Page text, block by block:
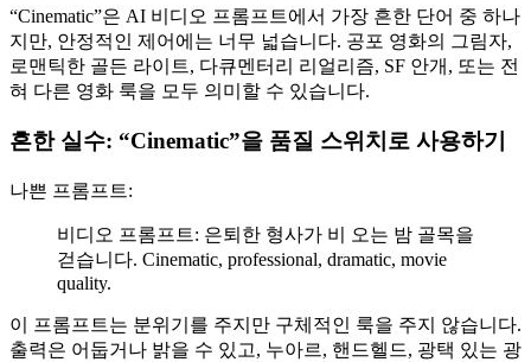
“Cinematic”은 AI 비디오 프롬프트에서 가장 흔한 단어 중 하나
지만, 안정적인 제어에는 너무 넓습니다. 공포 영화의 그림자,
로맨틱한 골든 라이트, 다큐멘터리 리얼리즘, SF 안개, 또는 전
혀 다른 영화 룩을 모두 의미할 수 있습니다.
흔한 실수: “Cinematic”을 품질 스위치로 사용하기
나쁜 프롬프트:
비디오 프롬프트: 은퇴한 형사가 비 오는 밤 골목을
걷습니다. Cinematic, professional, dramatic, movie
quality.
이 프롬프트는 분위기를 주지만 구체적인 룩을 주지 않습니다.
출력은 어둡거나 밝을 수 있고, 누아르, 핸드헬드, 광택 있는 광